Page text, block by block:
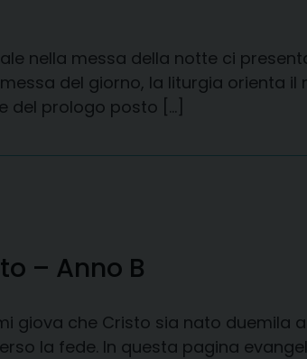
nella messa della notte ci
del giorno, la liturgia orienta
del prologo posto […]
– Anno B
giova che Cristo sia nato duemila
la fede. In questa pagina